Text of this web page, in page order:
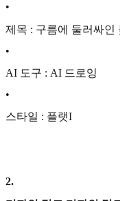
•
제목 : 구름에 둘러싸인
•
AI 도구 : AI 드로잉
•
스타일 : 플랫I
2.